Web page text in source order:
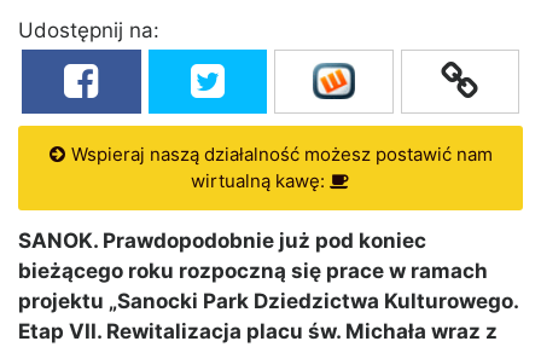
Udostępnij na:
Wspieraj naszą działalność możesz postawić nam
wirtualną kawę:
SANOK. Prawdopodobnie już pod koniec
bieżącego roku rozpoczną się prace w ramach
projektu „Sanocki Park Dziedzictwa Kulturowego.
Etap VII. Rewitalizacja placu św. Michała wraz z